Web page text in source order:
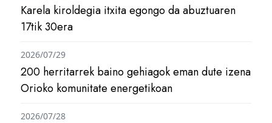
Karela kiroldegia itxita egongo da abuztuaren
17tik 30era
200 herritarrek baino gehiagok eman dute izena
Orioko komunitate energetikoan
2026/07/29
2026/07/28